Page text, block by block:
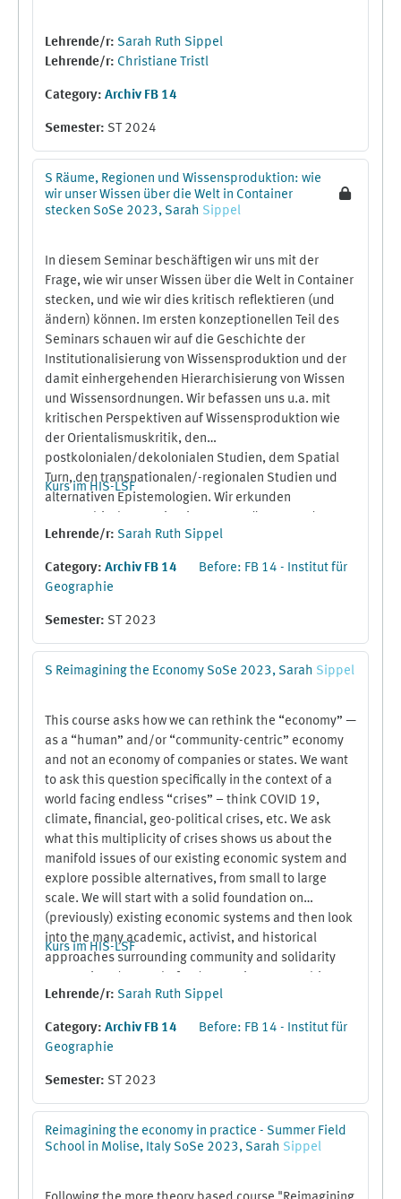
Lehrende/r: Sarah Ruth Sippel
Lehrende/r: Christiane Tristl
Category: Archiv FB 14
Semester: ST 2024
S Räume, Regionen und Wissensproduktion: wie
wir unser Wissen über die Welt in Container
stecken SoSe 2023, Sarah Sippel
In diesem Seminar beschäftigen wir uns mit der
Frage, wie wir unser Wissen über die Welt in Container
stecken, und wie wir dies kritisch reflektieren (und
ändern) können. Im ersten konzeptionellen Teil des
Seminars schauen wir auf die Geschichte der
Institutionalisierung von Wissensproduktion und der
damit einhergehenden Hierarchisierung von Wissen
und Wissensordnungen. Wir befassen uns u.a. mit
kritischen Perspektiven auf Wissensproduktion wie
der Orientalismuskritik, den
postkolonialen/dekolonialen Studien, dem Spatial
Turn, den transnationalen/-regionalen Studien und
alternativen Epistemologien. Wir erkunden
untersuchen, wie verschiedene Räume – Regionen,
diskutiert werden, und wer sie mit welchem
Hintergrund benennt und studiert. Im zweiten Teil des
Seminars überlegen wir dann, wie alternative Formen
könnten. Hierfür konzipieren wir eigene raumsensible
Forschungsprojekte, von der Fragestellung bis hin zur
Kurs im HIS-LSF
Lehrende/r: Sarah Ruth Sippel
Category: Archiv FB 14
Before: FB 14 - Institut für
Geographie
Semester: ST 2023
S Reimagining the Economy SoSe 2023, Sarah Sippel
This course asks how we can rethink the “economy” —
as a “human” and/or “community-centric” economy
and not an economy of companies or states. We want
to ask this question specifically in the context of a
world facing endless “crises” – think COVID 19,
climate, financial, geo-political crises, etc. We ask
what this multiplicity of crises shows us about the
manifold issues of our existing economic system and
explore possible alternatives, from small to large
scale. We will start with a solid foundation on
(previously) existing economic systems and then look
into the many academic, activist, and historical
approaches surrounding community and solidarity
commons, democratic confederalism, indigenous
world, as well as engage with the diversity of
alternatives found throughout the anthropological
record. There will also be a companion Summer
practical applications towards “reimagining the
economy”. Students who would like to participate in
the Summer School are strongly encouraged to take
upon the material discussed in this class.
Kurs im HIS-LSF
Lehrende/r: Sarah Ruth Sippel
Category: Archiv FB 14
Before: FB 14 - Institut für
Geographie
Semester: ST 2023
Reimagining the economy in practice - Summer Field
School in Molise, Italy SoSe 2023, Sarah Sippel